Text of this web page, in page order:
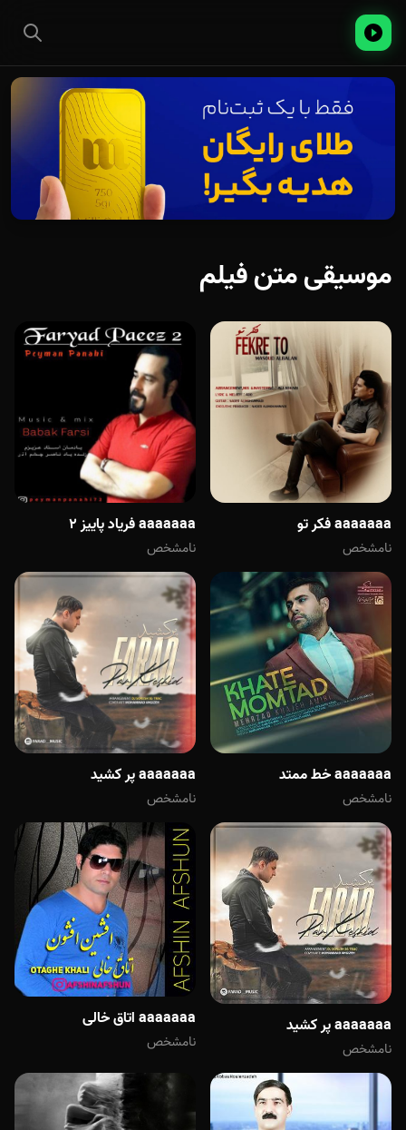
موسیقی متن فیلم
aaaaaaa فکر تو
نامشخص
aaaaaaa فریاد پاییز 2
نامشخص
aaaaaaa خط ممتد
نامشخص
aaaaaaa پر کشید
نامشخص
aaaaaaa پر کشید
نامشخص
aaaaaaa اتاق خالی
نامشخص